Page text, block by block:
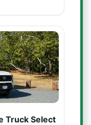
Truck Select